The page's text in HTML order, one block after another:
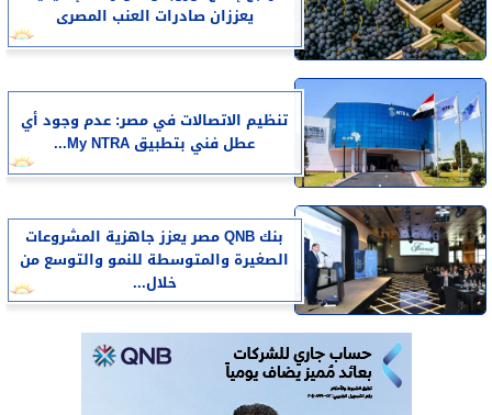
يعززان صادرات العنب المصرى
تنظيم الاتصالات في مصر: عدم وجود أي
عطل فني بتطبيق My NTRA...
بنك QNB مصر يعزز جاهزية المشروعات
الصغيرة والمتوسطة للنمو والتوسع من
خلال...